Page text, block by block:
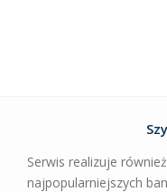
Serwis realizuje
najpopularniejszych